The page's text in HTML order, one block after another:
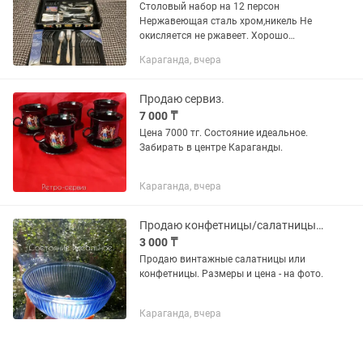
Столовый набор на 12 персон
Нержавеющая сталь хром,никель Не
окисляется не ржавеет. Хорошо
нейтральностью к любым продуктам
Производство...
Караганда, вчера
Продаю сервиз.
7 000 ₸
Цена 7000 тг. Состояние идеальное.
Забирать в центре Караганды.
Караганда, вчера
Продаю конфетницы/салатницы. Винтаж.
3 000 ₸
Продаю винтажные салатницы или
конфетницы. Размеры и цена - на фото.
Караганда, вчера